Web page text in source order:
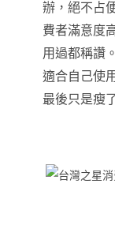
辦 ， 絕不占
費者滿意度
用過都稱讚
適合自己使
最後只是瘦